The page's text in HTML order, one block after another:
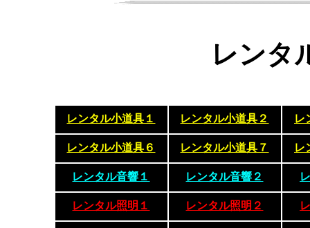
レンタ
レンタル小道具１ レンタル小道具２ レ
レンタル小道具６ レンタル小道具７ レ
レンタル音響１ レンタル音響２
レンタル照明１ レンタル照明２